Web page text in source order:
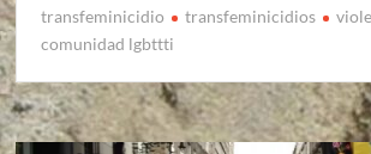
transfeminicidio
transfeminicidios
comunidad lgbttti